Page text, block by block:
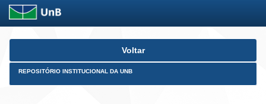
Skip
Voltar
REPOSITÓRIO INSTITUCIONAL DA UNB